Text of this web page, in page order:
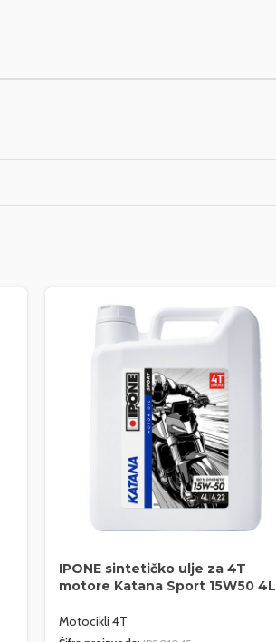
IPONE sintetičko ulje za 4T
motore Katana Sport 15W50 4L
Motocikli 4T